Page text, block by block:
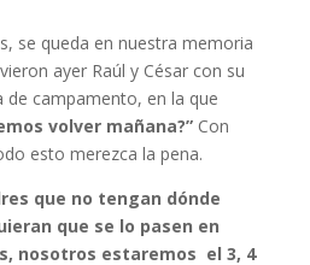
se queda en nuestra memoria
ayer Raúl y César con su
campamento, en la que
volver mañana?”Con
esto merezca la pena.
que no tengan dónde
que se lo pasen en
nosotros estaremos el 3, 4